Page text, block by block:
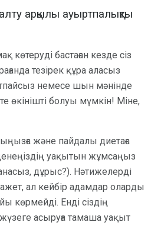
арқылы ауыртпалықты
көтеруді бастаған кезде сіз
тезірек құра аласыз
немесе шын мәнінде
өкінішті болуы мүмкін! Міне,
және пайдалы диетаға
уақытын жұмсаңыз
дұрыс?). Нәтижелерді
ал кейбір адамдар оларды
көрмейді. Енді сіздің
асыруға тамаша уақыт